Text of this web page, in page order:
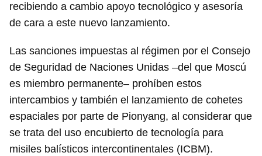
recibiendo a cambio apoyo tecnológico y asesoría
de cara a este nuevo lanzamiento.
Las sanciones impuestas al régimen por el Consejo
de Seguridad de Naciones Unidas –del que Moscú
es miembro permanente– prohíben estos
intercambios y también el lanzamiento de cohetes
espaciales por parte de Pionyang, al considerar que
se trata del uso encubierto de tecnología para
misiles balísticos intercontinentales (ICBM).